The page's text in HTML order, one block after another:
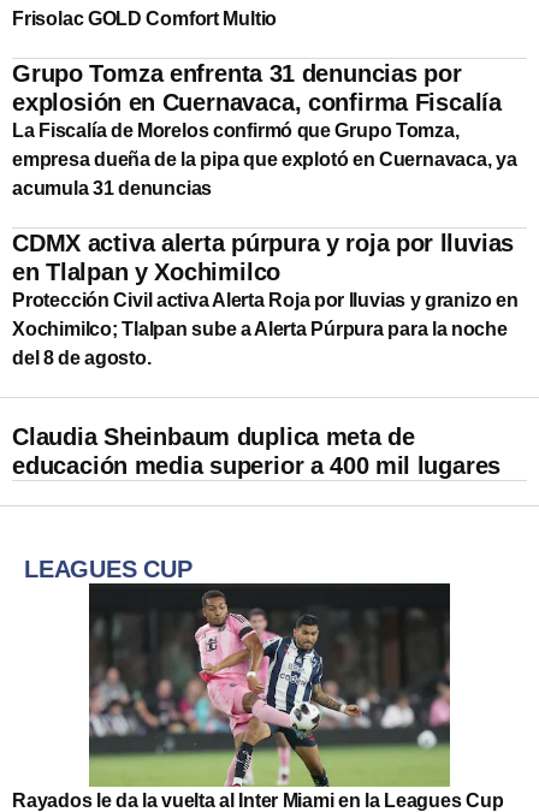
Frisolac GOLD Comfort Multio
Grupo Tomza enfrenta 31 denuncias por
explosión en Cuernavaca, confirma Fiscalía
La Fiscalía de Morelos confirmó que Grupo Tomza,
empresa dueña de la pipa que explotó en Cuernavaca, ya
acumula 31 denuncias
CDMX activa alerta púrpura y roja por lluvias
en Tlalpan y Xochimilco
Protección Civil activa Alerta Roja por lluvias y granizo en
Xochimilco; Tlalpan sube a Alerta Púrpura para la noche
del 8 de agosto.
Claudia Sheinbaum duplica meta de
educación media superior a 400 mil lugares
LEAGUES CUP
Rayados le da la vuelta al Inter Miami en la Leagues Cup